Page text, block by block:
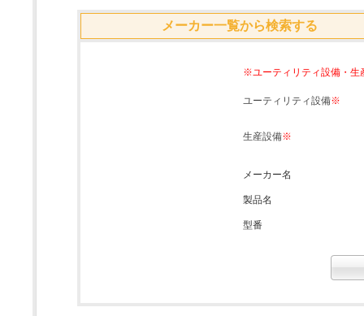
メーカー一覧から検索する
※ユーティリティ設備・生
ユーティリティ設備※
生産設備※
メーカー名
製品名
型番